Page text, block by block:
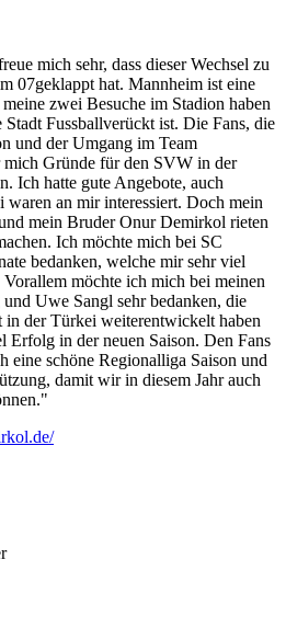
mich sehr, dass dieser Wechsel zu
07geklappt hat. Mannheim ist eine
zwei Besuche im Stadion haben
Stadt Fussballverückt ist. Die Fans, die
und der Umgang im Team
Gründe für den SVW in der
Ich hatte gute Angebote, auch
waren an mir interessiert. Doch mein
mein Bruder Onur Demirkol rieten
Ich möchte mich bei SC
bedanken, welche mir sehr viel
Vorallem möchte ich mich bei meinen
Uwe Sangl sehr bedanken, die
in der Türkei weiterentwickelt haben
Erfolg in der neuen Saison. Den Fans
eine schöne Regionalliga Saison und
damit wir in diesem Jahr auch